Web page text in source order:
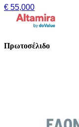
€ 55,000
Πρωτοσέλιδο